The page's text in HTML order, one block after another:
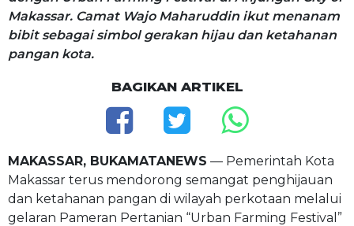
Makassar. Camat Wajo Maharuddin ikut menanam
bibit sebagai simbol gerakan hijau dan ketahanan
pangan kota.
BAGIKAN ARTIKEL
MAKASSAR, BUKAMATANEWS — Pemerintah Kota
Makassar terus mendorong semangat penghijauan
dan ketahanan pangan di wilayah perkotaan melalui
gelaran Pameran Pertanian “Urban Farming Festival”